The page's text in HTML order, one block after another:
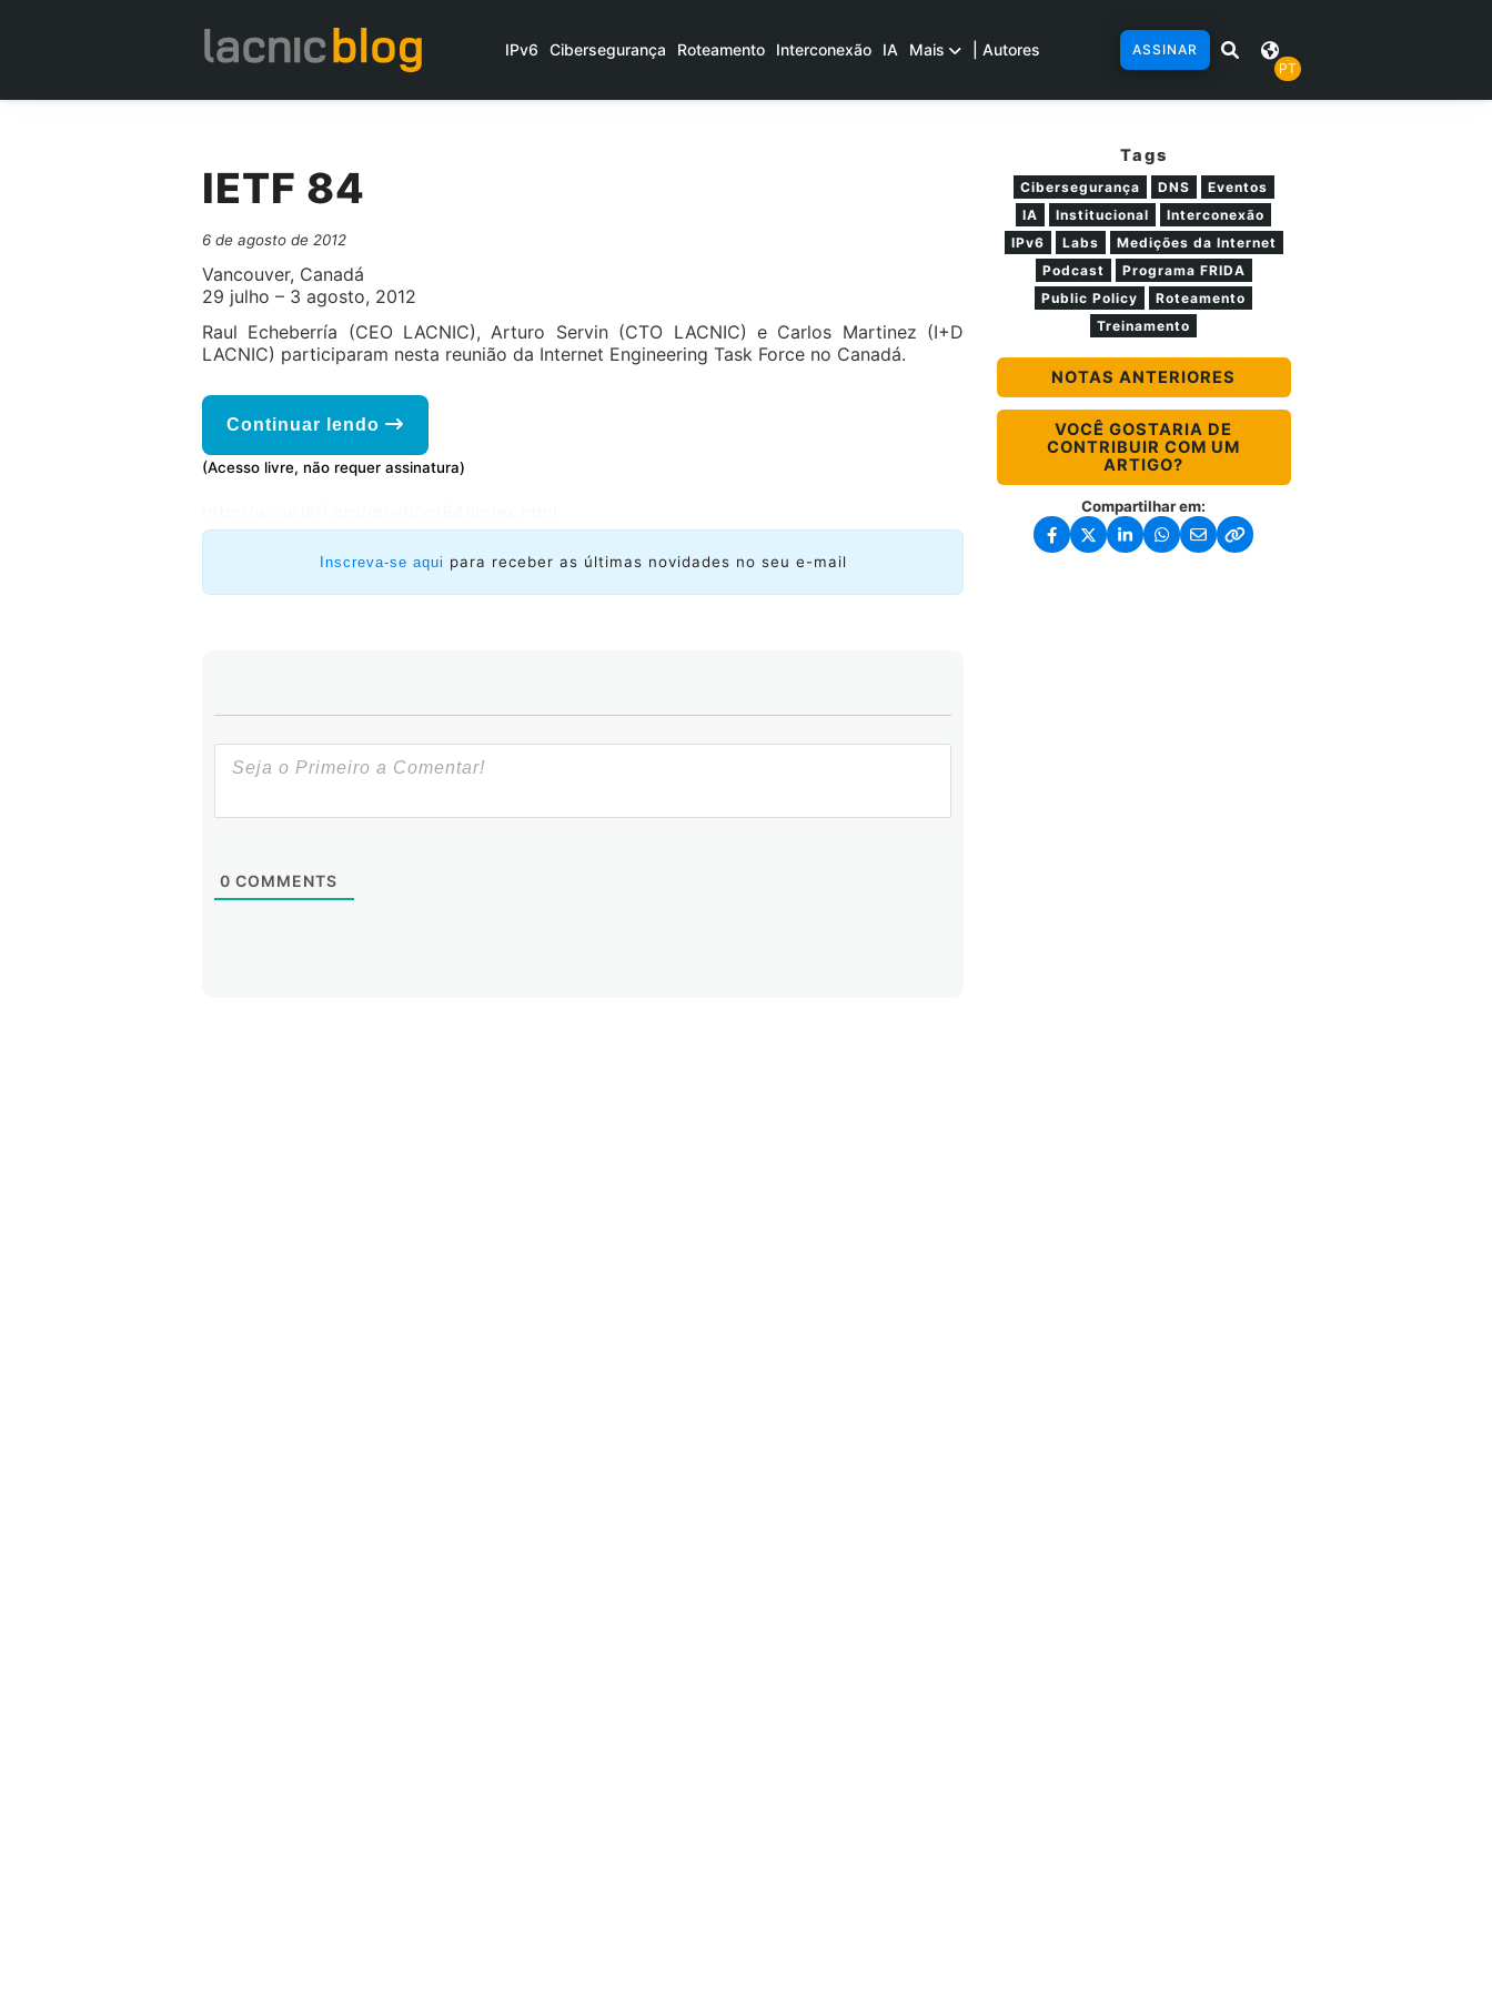
IPv6 Cibersegurança Roteamento Interconexão IA Mais | Autores
ASSINAR
PT
IETF 84
6 de agosto de 2012
Vancouver, Canadá
29 julho – 3 agosto, 2012
Raul Echeberría (CEO LACNIC), Arturo Servin (CTO LACNIC) e Carlos Martinez (I+D
LACNIC) participaram nesta reunião da Internet Engineering Task Force no Canadá.
Continuar lendo
(Acesso livre, não requer assinatura)
Inscreva-se aqui para receber as últimas novidades no seu e-mail
0 COMMENTS
Tags
Cibersegurança DNS
Eventos
IA
Institucional
Interconexão
IPv6
Labs
Medições da Internet
Podcast
Programa FRIDA
Public Policy
Roteamento
Treinamento
NOTAS ANTERIORES
VOCÊ GOSTARIA DE
CONTRIBUIR COM UM
ARTIGO?
Compartilhar em: